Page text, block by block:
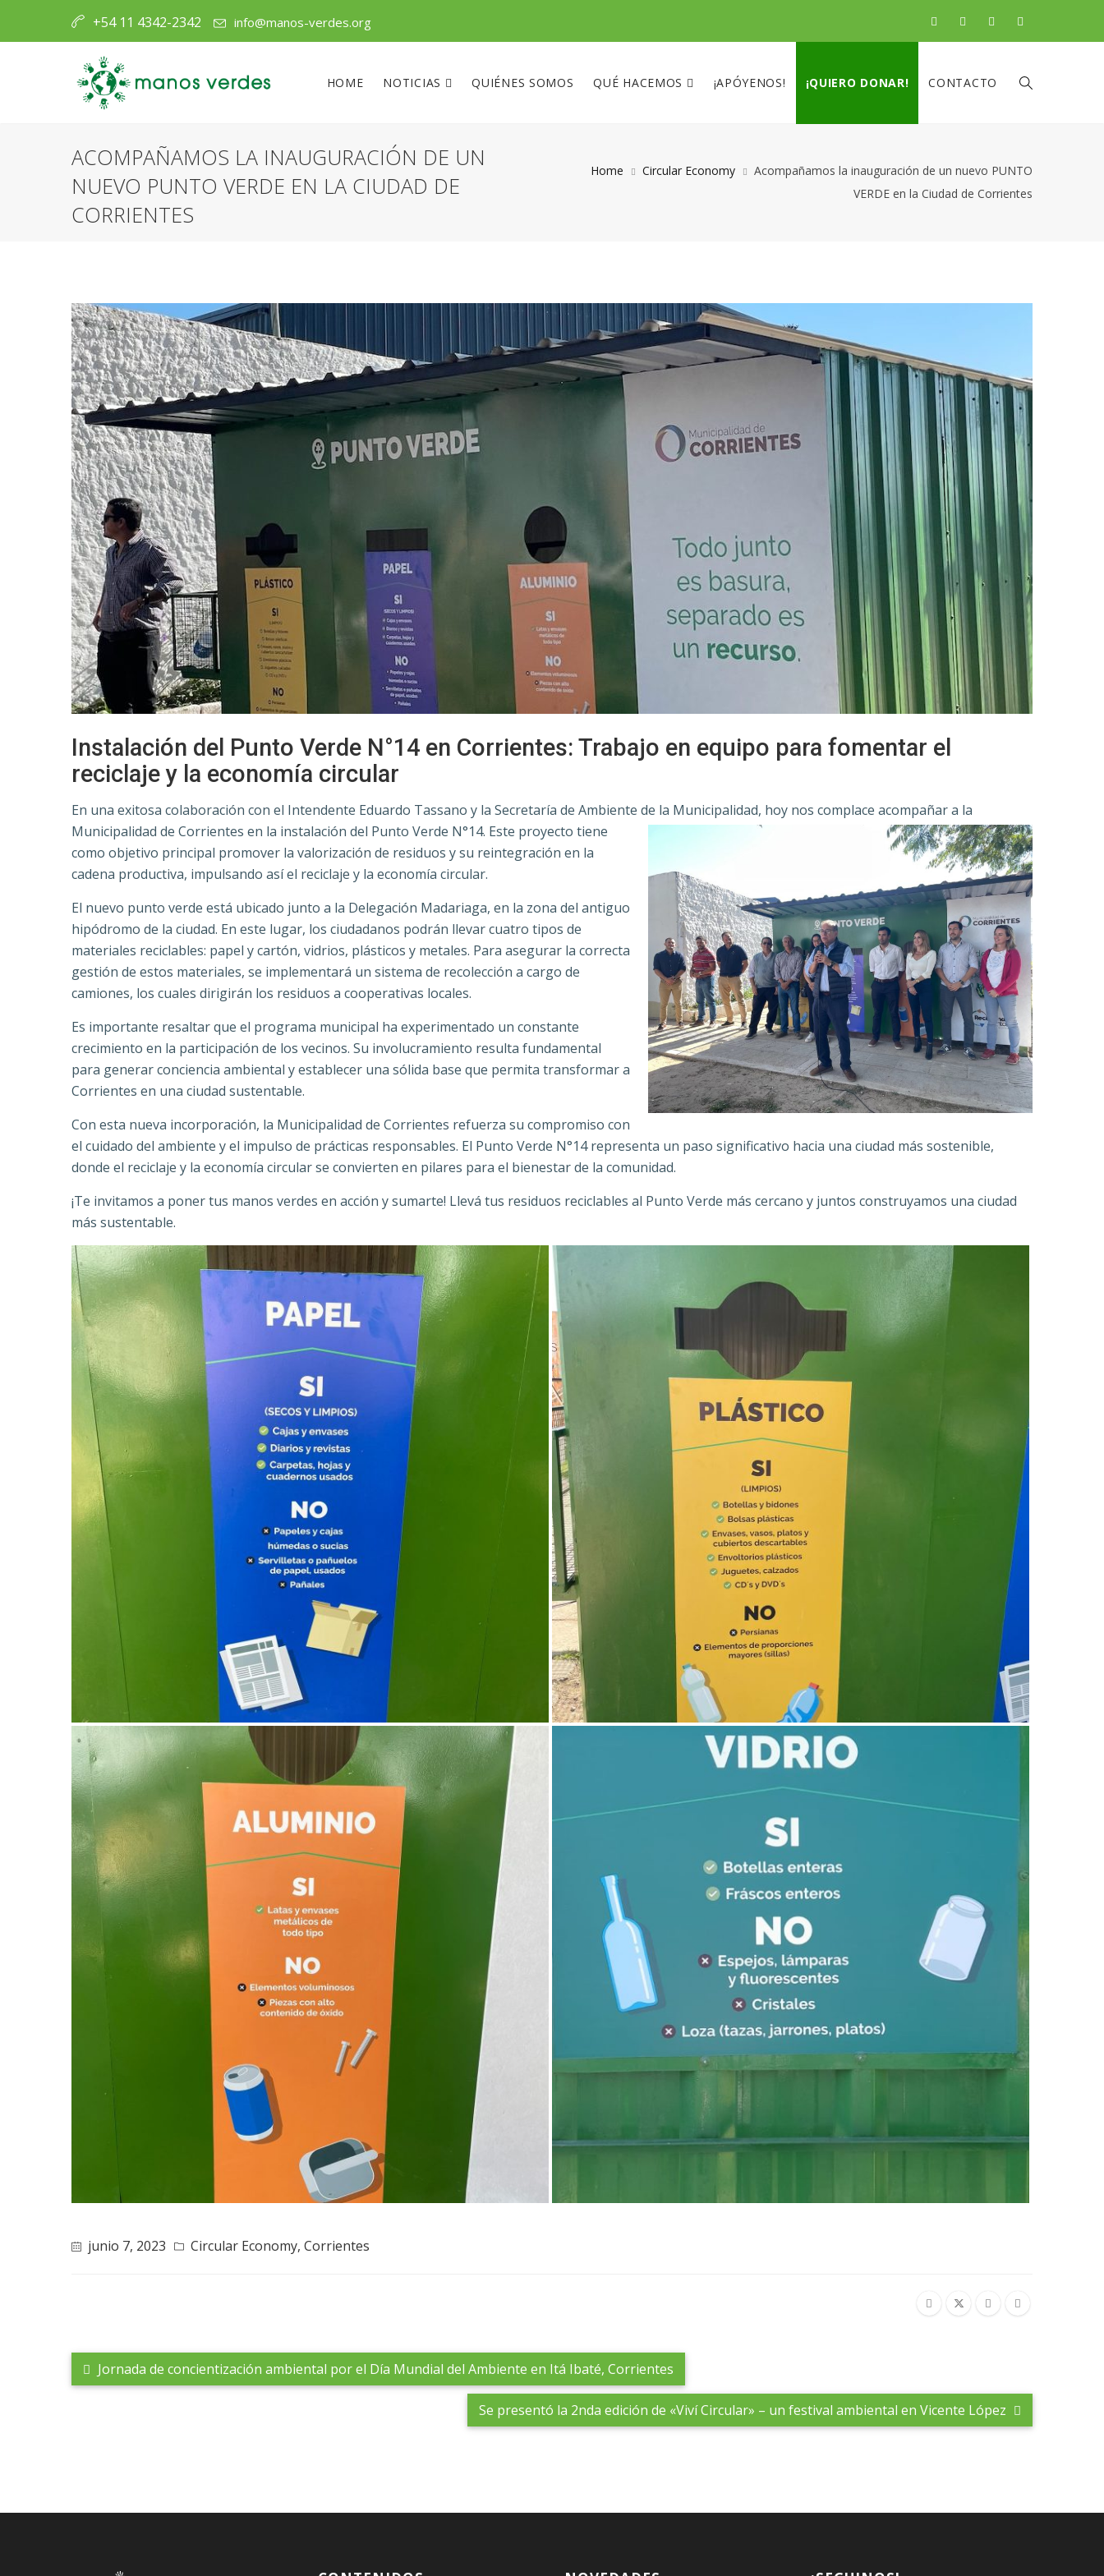
+54 11 4342-2342 info@manos-verdes.org
HOME NOTICIAS QUIÉNES SOMOS QUÉ HACEMOS ¡APÓYENOS! ¡QUIERO DONAR! CONTACTO
ACOMPAÑAMOS LA INAUGURACIÓN DE UN
NUEVO PUNTO VERDE EN LA CIUDAD DE
CORRIENTES
Home Circular Economy
Acompañamos la inauguración de un nuevo PUNTO
VERDE en la Ciudad de Corrientes
Instalación del Punto Verde N°14 en Corrientes: Trabajo en equipo para fomentar el
reciclaje y la economía circular
En una exitosa colaboración con el Intendente Eduardo Tassano y la Secretaría de Ambiente de la Municipalidad, hoy nos complace acompañar a la
Municipalidad de Corrientes en la instalación del Punto Verde N°14. Este proyecto tiene
como objetivo principal promover la valorización de residuos y su reintegración en la
cadena productiva, impulsando así el reciclaje y la economía circular.
El nuevo punto verde está ubicado junto a la Delegación Madariaga, en la zona del antiguo
hipódromo de la ciudad. En este lugar, los ciudadanos podrán llevar cuatro tipos de
materiales reciclables: papel y cartón, vidrios, plásticos y metales. Para asegurar la correcta
gestión de estos materiales, se implementará un sistema de recolección a cargo de
camiones, los cuales dirigirán los residuos a cooperativas locales.
Es importante resaltar que el programa municipal ha experimentado un constante
crecimiento en la participación de los vecinos. Su involucramiento resulta fundamental
para generar conciencia ambiental y establecer una sólida base que permita transformar a
Corrientes en una ciudad sustentable.
Con esta nueva incorporación, la Municipalidad de Corrientes refuerza su compromiso con
el cuidado del ambiente y el impulso de prácticas responsables. El Punto Verde N°14 representa un paso significativo hacia una ciudad más sostenible,
donde el reciclaje y la economía circular se convierten en pilares para el bienestar de la comunidad.
¡Te invitamos a poner tus manos verdes en acción y sumarte! Llevá tus residuos reciclables al Punto Verde más cercano y juntos construyamos una ciudad
más sustentable.
junio 7, 2023 Circular Economy, Corrientes
Jornada de concientización ambiental por el Día Mundial del Ambiente en Itá Ibaté, Corrientes
Se presentó la 2nda edición de «Viví Circular» – un festival ambiental en Vicente López